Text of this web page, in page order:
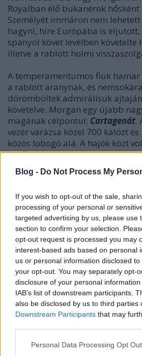
Blog - Do Not Process My
If you wish to opt-out of the sale,
processing of your personal or
targeted advertising by us, please use
section to confirm your selection.
opt-out request is processed you may
interest-based ads based on personal
us or personal information disclosed
your opt-out. You may separately opt-
disclosure of your personal
IAB’s list of downstream participants.
also be disclosed by us to third parties
Downstream Participants that may
Please note that this website/app uses
Personal Data Processing Opt
Royalban élő bukanérok
Személyét immáron nem
hagyni, híre Európába is
spanyol követ levélben követelte
illetve a rablott holmi
A temperamentumos fiúk hamar
a rablott aranynak, és
dörömböltek admirálisuk
követelve. Morgan egy újabb
magának célpontul: Cartagenát.
vezér varázsa közel 700 kalózt
közös lobogó alá. A hajók közt
nevű fregattja, amit az angol
kalózhajónak küldött a Karib-
tetszett a dolog (no és a hajó is),
Pechjére, ugyanis a rájuk váró
némi elfogyasztott jamaicai